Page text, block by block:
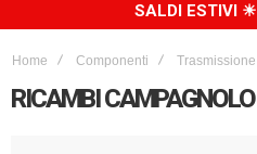
SALDI ESTIVI ☀
Home Componenti Trasmissione
RICAMBI CAMPAGNOLO